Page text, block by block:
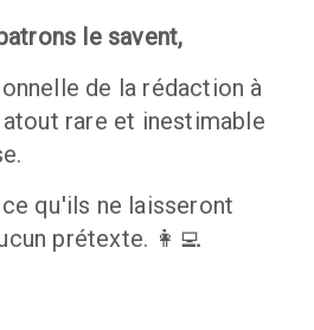
le savent,
de la rédaction à
rare et inestimable
qu'ils ne laisseront
prétexte. 👩‍💻